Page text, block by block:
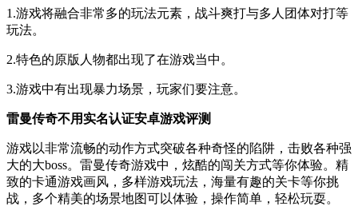
1.游戏将融合非常多的玩法元素，战斗爽打与多人团体对打等
玩法。
2.特色的原版人物都出现了在游戏当中。
3.游戏中有出现暴力场景，玩家们要注意。
雷曼传奇不用实名认证安卓游戏评测
游戏以非常流畅的动作方式突破各种奇怪的陷阱，击败各种强
大的大boss。雷曼传奇游戏中，炫酷的闯关方式等你体验。精
致的卡通游戏画风，多样游戏玩法，海量有趣的关卡等你挑
战，多个精美的场景地图可以体验，操作简单，轻松玩耍。